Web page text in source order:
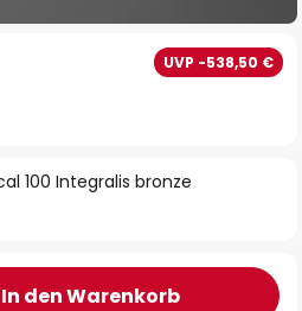
100 Integralis bronze
UVP -538,50 €
In den Warenkorb